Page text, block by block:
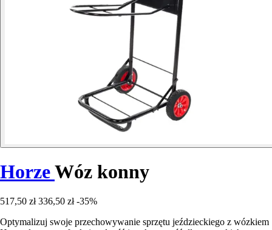
HorzeWóz konny
517,50 zł 336,50 zł -35%
Optymalizuj swoje przechowywanie sprzętu jeździeckiego z wózkiem